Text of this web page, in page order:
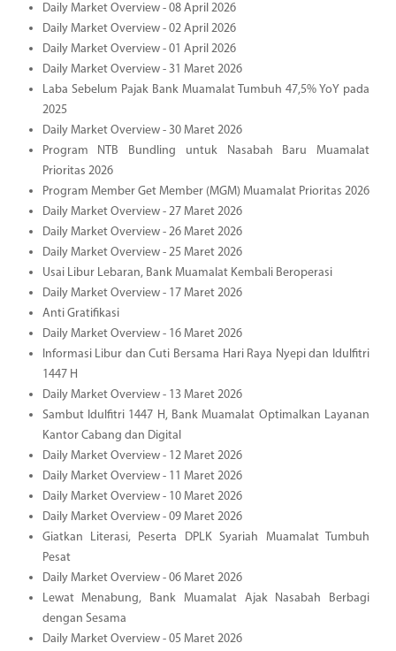
Daily Market Overview - 08 April 2026
Daily Market Overview - 02 April 2026
Daily Market Overview - 01 April 2026
Daily Market Overview - 31 Maret 2026
Laba Sebelum Pajak Bank Muamalat Tumbuh 47,5% YoY pada
2025
Daily Market Overview - 30 Maret 2026
Program NTB Bundling untuk Nasabah Baru Muamalat
Prioritas 2026
Program Member Get Member (MGM) Muamalat Prioritas 2026
Daily Market Overview - 27 Maret 2026
Daily Market Overview - 26 Maret 2026
Daily Market Overview - 25 Maret 2026
Usai Libur Lebaran, Bank Muamalat Kembali Beroperasi
Daily Market Overview - 17 Maret 2026
Anti Gratifikasi
Daily Market Overview - 16 Maret 2026
Informasi Libur dan Cuti Bersama Hari Raya Nyepi dan Idulfitri
1447 H
Daily Market Overview - 13 Maret 2026
Sambut Idulfitri 1447 H, Bank Muamalat Optimalkan Layanan
Kantor Cabang dan Digital
Daily Market Overview - 12 Maret 2026
Daily Market Overview - 11 Maret 2026
Daily Market Overview - 10 Maret 2026
Daily Market Overview - 09 Maret 2026
Giatkan Literasi, Peserta DPLK Syariah Muamalat Tumbuh
Pesat
Daily Market Overview - 06 Maret 2026
Lewat Menabung, Bank Muamalat Ajak Nasabah Berbagi
dengan Sesama
Daily Market Overview - 05 Maret 2026